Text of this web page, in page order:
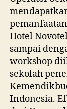
Hotel
sampai
workshop
sekolah
Indonesia.